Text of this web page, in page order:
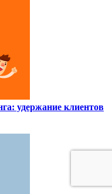
удержание клиентов